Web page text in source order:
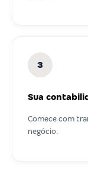
3
Sua
Comece com
negócio.